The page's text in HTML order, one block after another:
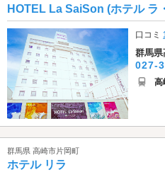
HOTEL La SaiSon (ホテル ラ
口コミ
群馬県
027-
高
群馬県 高崎市片岡町
ホテル リラ